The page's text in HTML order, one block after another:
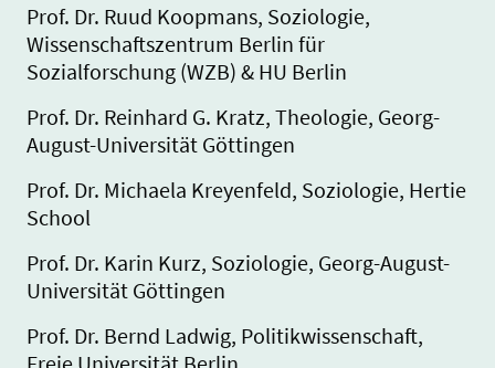
Prof. Dr. Ruud Koopmans, Soziologie,
Wissenschaftszentrum Berlin für
Sozialforschung (WZB) & HU Berlin
Prof. Dr. Reinhard G. Kratz, Theologie, Georg-
August-Universität Göttingen
Prof. Dr. Michaela Kreyenfeld, Soziologie, Hertie
School
Prof. Dr. Karin Kurz, Soziologie, Georg-August-
Universität Göttingen
Prof. Dr. Bernd Ladwig, Politikwissenschaft,